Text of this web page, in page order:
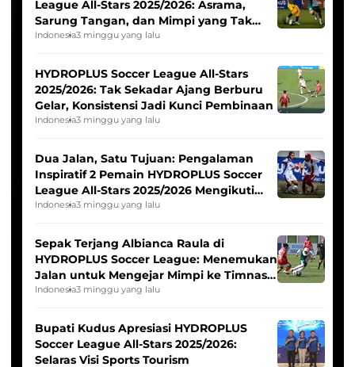
League All-Stars 2025/2026: Asrama,
Sarung Tangan, dan Mimpi yang Tak
Pernah Padam
Indonesia3 minggu yang lalu
HYDROPLUS Soccer League All-Stars
2025/2026: Tak Sekadar Ajang Berburu
Gelar, Konsistensi Jadi Kunci Pembinaan
Indonesia3 minggu yang lalu
Dua Jalan, Satu Tujuan: Pengalaman
Inspiratif 2 Pemain HYDROPLUS Soccer
League All-Stars 2025/2026 Mengikuti
Seleksi Timnas Indonesia Putri
Indonesia3 minggu yang lalu
Sepak Terjang Albianca Raula di
HYDROPLUS Soccer League: Menemukan
Jalan untuk Mengejar Mimpi ke Timnas
Indonesia Putri
Indonesia3 minggu yang lalu
Bupati Kudus Apresiasi HYDROPLUS
Soccer League All-Stars 2025/2026:
Selaras Visi Sports Tourism